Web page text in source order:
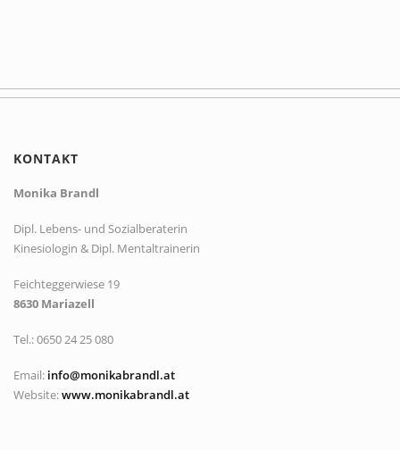
KONTAKT
Monika Brandl
Dipl. Lebens- und Sozialberaterin
Kinesiologin & Dipl. Mentaltrainerin
Feichteggerwiese 19
8630 Mariazell
Tel.: 0650 24 25 080
Email: info@monikabrandl.at
Website:www.monikabrandl.at